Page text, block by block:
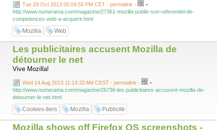
Tue 29 Oct 2013 05:04:55 PM CET - permalink - -
http://www.numerama.com/magazine/27361-mozilla-publie-son-referentiel-de-
competences-web-a-acquerir.html
Mozilla Web
Les publicitaires accusent Mozilla de
détourner le net
Vive Mozilla!
Wed 14 Aug 2013 11:14:32 AM CEST - permalink - -
http://www.numerama.com/magazine/26736-les-publicitaires-accusent-mozilla-de-
detourner-le-net.html
Cookies-tiers Mozilla Publicité
Mozilla shows off Firefox OS screenshots -